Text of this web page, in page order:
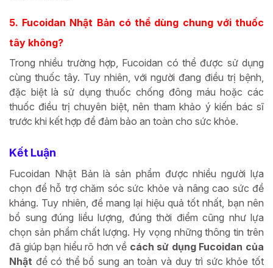
5. Fucoidan Nhật Bản có thể dùng chung với thuốc
tây không?
Trong nhiều trường hợp, Fucoidan có thể được sử dụng
cùng thuốc tây. Tuy nhiên, với người đang điều trị bệnh,
đặc biệt là sử dụng thuốc chống đông máu hoặc các
thuốc điều trị chuyên biệt, nên tham khảo ý kiến bác sĩ
trước khi kết hợp để đảm bảo an toàn cho sức khỏe.
Kết Luận
Fucoidan Nhật Bản là sản phẩm được nhiều người lựa
chọn để hỗ trợ chăm sóc sức khỏe và nâng cao sức đề
kháng. Tuy nhiên, để mang lại hiệu quả tốt nhất, bạn nên
bổ sung đúng liều lượng, đúng thời điểm cũng như lựa
chọn sản phẩm chất lượng. Hy vọng những thông tin trên
đã giúp bạn hiểu rõ hơn về cách sử dụng Fucoidan của
Nhật để có thể bổ sung an toàn và duy trì sức khỏe tốt